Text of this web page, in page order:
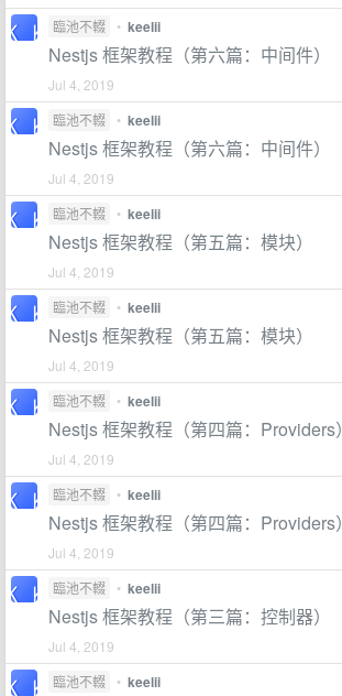
臨池不輟
• keelii
Nestjs 框架教程（第六篇：中间件）
Jul 4, 2019
臨池不輟
• keelii
Nestjs 框架教程（第六篇：中间件）
Jul 4, 2019
臨池不輟
• keelii
Nestjs 框架教程（第五篇：模块）
Jul 4, 2019
臨池不輟
• keelii
Nestjs 框架教程（第五篇：模块）
Jul 4, 2019
臨池不輟
• keelii
Nestjs 框架教程（第四篇：Providers）
Jul 4, 2019
臨池不輟
• keelii
Nestjs 框架教程（第四篇：Providers）
Jul 4, 2019
臨池不輟
• keelii
Nestjs 框架教程（第三篇：控制器）
Jul 4, 2019
臨池不輟
• keelii